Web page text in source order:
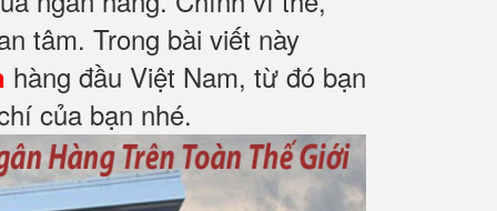
tâm. Trong bài viết này
hàng đầu Việt Nam, từ đó bạn
của bạn nhé.